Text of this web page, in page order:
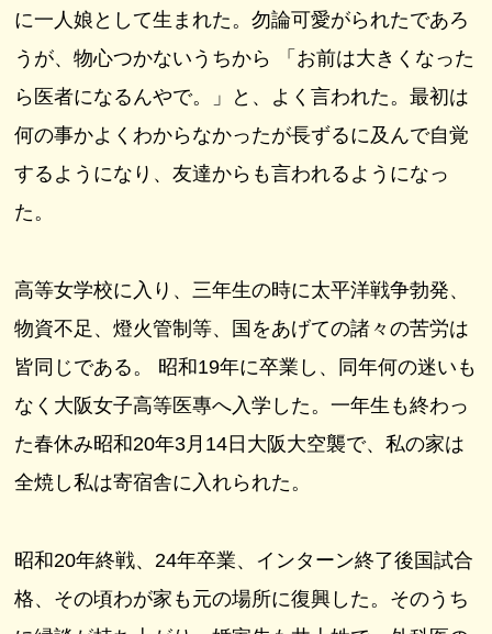
に一人娘として生まれた。勿論可愛がられたであろ
うが、物心つかないうちから 「お前は大きくなった
ら医者になるんやで。」と、よく言われた。最初は
何の事かよくわからなかったが長ずるに及んで自覚
するようになり、友達からも言われるようになっ
た。
高等女学校に入り、三年生の時に太平洋戦争勃発、
物資不足、燈火管制等、国をあげての諸々の苦労は
皆同じである。 昭和19年に卒業し、同年何の迷いも
なく大阪女子高等医專へ入学した。一年生も終わっ
た春休み昭和20年3月14日大阪大空襲で、私の家は
全焼し私は寄宿舎に入れられた。
昭和20年終戦、24年卒業、インターン終了後国試合
格、その頃わが家も元の場所に復興した。そのうち